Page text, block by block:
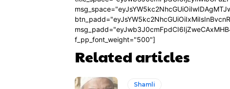
f_pp_font_weight="500"]
Related articles
Shamli